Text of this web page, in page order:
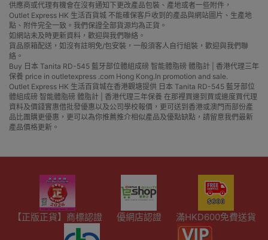
供應商或代理有機會在沒有通知下更改產品包裝、產地或者一些附件，
Outlet Express HK 生活百貨城 不能確保客戶收到的產品與網站圖片、生產地
點、附件完全一致。我們保證全部貨源均為正貨。
如網站未及時更新資料，歡迎與我們聯絡。
貨品原箱配送，如沒有註明免/包安裝，一般須客人自行組裝，歡迎與我們聯
絡。
Buy 日本 Tanita RD-545 藍牙部位體組成磅 智能體脂磅 體脂計 | 香港代理三年
保養 price in outletexpress .com Hong Kong.In promotion and sale.
Outlet Express HK 生活百貨城在香港觀塘提供 日本 Tanita RD-545 藍牙部位
體組成磅 智能體脂磅 體脂計 | 香港代理三年保養 在那裡買邊到買或邊度買代理
資料及價錢實惠借批發優惠以及公司學校報價，更可送到香港或澳門而部份產
品比團購更優惠，更可以為你推薦推介相似產品及優點缺點，請留意我們最新
產品價格更新。
【正版正貨】商標認證 優網店認證 滿HKD600免費送貨